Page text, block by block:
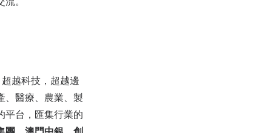
越科技，超越邊
、醫療、農業、製
平台，匯集行業的